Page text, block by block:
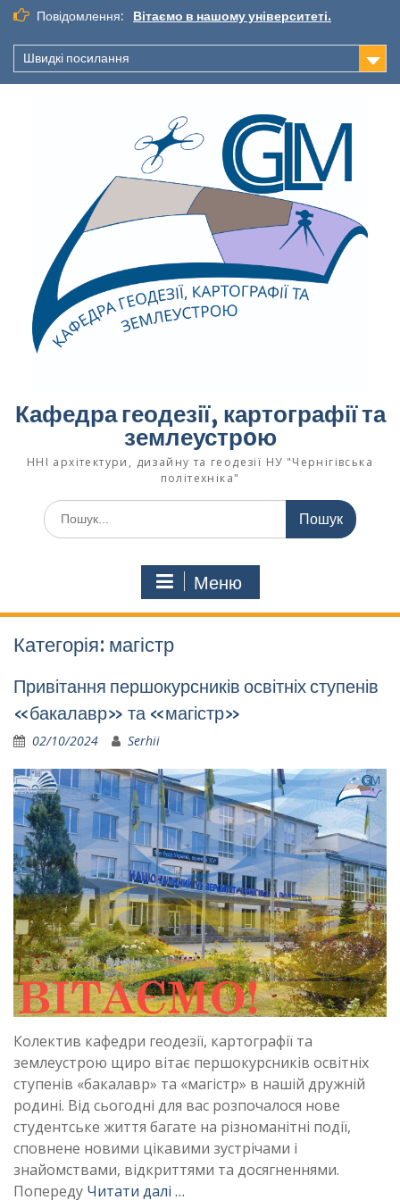
Повідомлення: Вітаємо в нашому університеті.
Швидкі посилання
Кафедра геодезії, картографії та
землеустрoю
ННІ архітектури, дизайну та геодезії НУ "Чернігівська
політехніка"
Меню
Категорія: магістр
Привітання першокурсників освітніх ступенів
«бакалавр» та «магістр»
02/10/2024 Serhii
Колектив кафедри геодезії, картографії та
землеустрою щиро вітає першокурсників освітніх
ступенів «бакалавр» та «магістр» в нашій дружній
родині. Від сьогодні для вас розпочалося нове
студентське життя багате на різноманітні події,
сповнене новими цікавими зустрічами і
знайомствами, відкриттями та досягненнями.
Попереду Читати далі …